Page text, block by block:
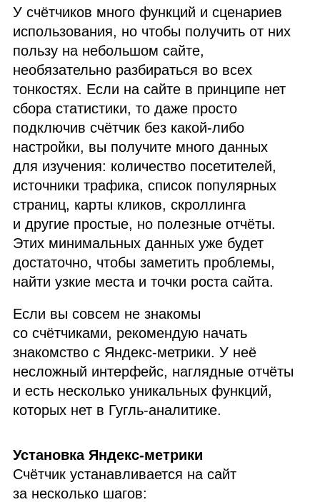
У счётчиков много функций и сценариев
использования, но чтобы получить от них
пользу на небольшом сайте,
необязательно разбираться во всех
тонкостях. Если на сайте в принципе нет
сбора статистики, то даже просто
подключив счётчик без какой‑либо
настройки, вы получите много данных
для изучения: количество посетителей,
источники трафика, список популярных
страниц, карты кликов, скроллинга
и другие простые, но полезные отчёты.
Этих минимальных данных уже будет
достаточно, чтобы заметить проблемы,
найти узкие места и точки роста сайта.
Если вы совсем не знакомы
со счётчиками, рекомендую начать
знакомство с Яндекс‑метрики. У неё
несложный интерфейс, наглядные отчёты
и есть несколько уникальных функций,
которых нет в Гугль‑аналитике.
Установка Яндекс‑метрики
Счётчик устанавливается на сайт
за несколько шагов: